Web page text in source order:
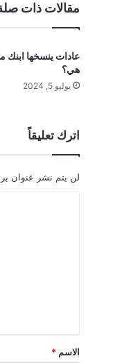
مقالات ذات
عادات ينسخها ابنك
هي؟
يوليو 5, 2024
اترك تعليقاً
لن يتم نشر عنوان
*
الاسم *